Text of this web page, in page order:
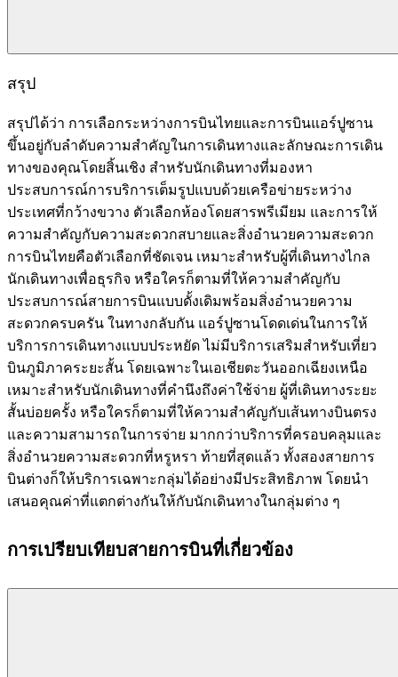
สรุป
สรุปได้ว่า การเลือกระหว่างการบินไทยและการบินแอร์ปูซาน
ขึ้นอยู่กับลำดับความสำคัญในการเดินทางและลักษณะการเดิน
ทางของคุณโดยสิ้นเชิง สำหรับนักเดินทางที่มองหา
ประสบการณ์การบริการเต็มรูปแบบด้วยเครือข่ายระหว่าง
ประเทศที่กว้างขวาง ตัวเลือกห้องโดยสารพรีเมียม และการให้
ความสำคัญกับความสะดวกสบายและสิ่งอำนวยความสะดวก
การบินไทยคือตัวเลือกที่ชัดเจน เหมาะสำหรับผู้ที่เดินทางไกล
นักเดินทางเพื่อธุรกิจ หรือใครก็ตามที่ให้ความสำคัญกับ
ประสบการณ์สายการบินแบบดั้งเดิมพร้อมสิ่งอำนวยความ
สะดวกครบครัน ในทางกลับกัน แอร์ปูซานโดดเด่นในการให้
บริการการเดินทางแบบประหยัด ไม่มีบริการเสริมสำหรับเที่ยว
บินภูมิภาคระยะสั้น โดยเฉพาะในเอเชียตะวันออกเฉียงเหนือ
เหมาะสำหรับนักเดินทางที่คำนึงถึงค่าใช้จ่าย ผู้ที่เดินทางระยะ
สั้นบ่อยครั้ง หรือใครก็ตามที่ให้ความสำคัญกับเส้นทางบินตรง
และความสามารถในการจ่าย มากกว่าบริการที่ครอบคลุมและ
สิ่งอำนวยความสะดวกที่หรูหรา ท้ายที่สุดแล้ว ทั้งสองสายการ
บินต่างก็ให้บริการเฉพาะกลุ่มได้อย่างมีประสิทธิภาพ โดยนำ
เสนอคุณค่าที่แตกต่างกันให้กับนักเดินทางในกลุ่มต่าง ๆ
การเปรียบเทียบสายการบินที่เกี่ยวข้อง